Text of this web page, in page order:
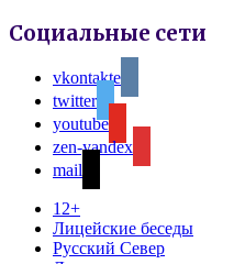
Социальные сети
vkontakte
twitter
youtube
zen-yandex
mail
12+
Лицейские беседы
Русский Север